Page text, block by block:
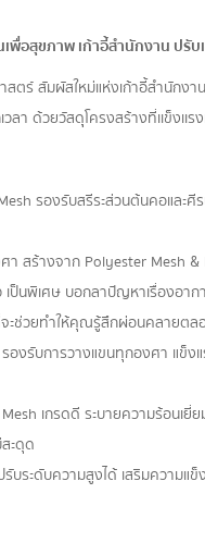
เพื่อสุขภาพ เก้าอี้สำนักงาน ปรั
ตร์ สัมผัสใหม่แห่งเก้าอี้สำนักง
ด้วยวัสดุุโครงสร้างที่เเข็งเเร
รองรับสรีระส่วนต้นคอและ
สร้างจาก Polyester Mesh
ว เป็นพิเศษ บอกลาปัญหาเรื่อง
วยทำให้คุณรู้สึกผ่อนคลายตลอ
องรับการวางแขนทุกองศา แ
เกรดดี ระบายความร้อน
ะดุด
บระดับความสูงได้ เสริมความ